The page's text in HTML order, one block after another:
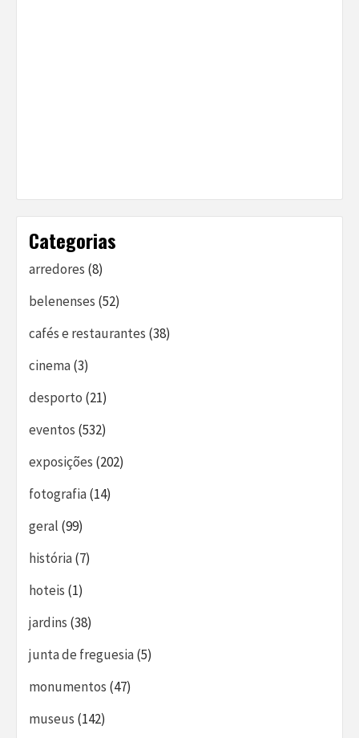
Categorias
arredores (8)
belenenses (52)
cafés e restaurantes (38)
cinema(3)
desporto (21)
eventos (532)
exposições (202)
fotografia(14)
geral (99)
história(7)
hoteis (1)
jardins (38)
junta de freguesia(5)
monumentos (47)
museus (142)